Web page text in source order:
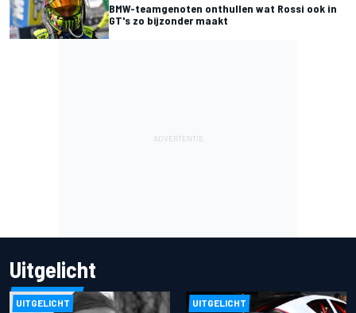
BMW-teamgenoten onthullen wat Rossi ook in
GT's zo bijzonder maakt
Uitgelicht
UITGELICHT UITGELICHT